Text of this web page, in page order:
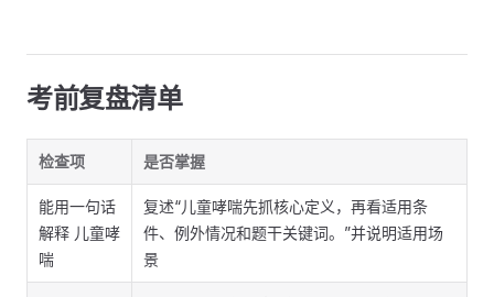
考前复盘清单
检查项 是否掌握
能用一句话
解释 儿童哮
喘
复述“儿童哮喘先抓核心定义，再看适用条
件、例外情况和题干关键词。”并说明适用场
景